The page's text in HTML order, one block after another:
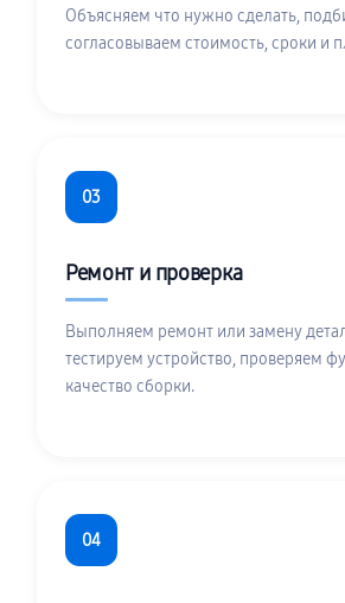
Объясняем что нужно сделать,
согласовываем стоимость, сроки и
03
Ремонт и проверка
Выполняем ремонт или замену
тестируем устройство, проверяем
качество сборки.
04